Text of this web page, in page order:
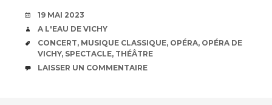
DATE
19 MAI 2023
AUTEUR
A L'EAU DE VICHY
ÉTIQUETTES
CONCERT, MUSIQUE CLASSIQUE, OPÉRA, OPÉRA DE
VICHY, SPECTACLE, THÉÂTRE
COMMENTAIRES
LAISSER UN COMMENTAIRE